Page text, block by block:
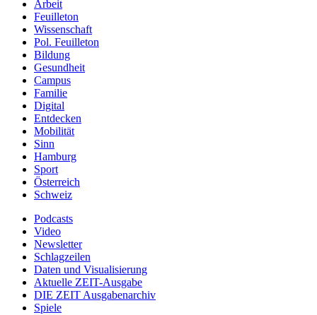
Arbeit
Feuilleton
Wissenschaft
Pol. Feuilleton
Bildung
Gesundheit
Campus
Familie
Digital
Entdecken
Mobilität
Sinn
Hamburg
Sport
Österreich
Schweiz
Podcasts
Video
Newsletter
Schlagzeilen
Daten und Visualisierung
Aktuelle ZEIT-Ausgabe
DIE ZEIT Ausgabenarchiv
Spiele